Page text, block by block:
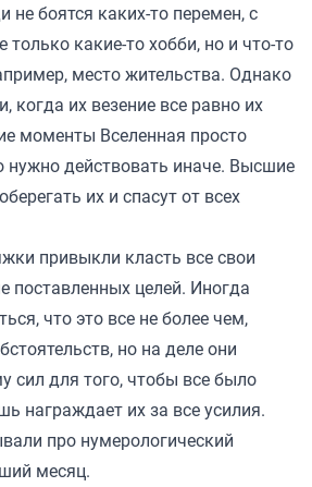
боятся каких-то перемен, с
только какие-то хобби, но и что-то
место жительства. Однако
когда их везение все равно их
моменты Вселенная просто
нужно действовать иначе. Высшие
их и спасут от всех
привыкли класть все свои
поставленных целей. Иногда
что это все не более чем,
но на деле они
сил для того, чтобы все было
награждает их за все усилия.
про нумерологический
месяц.